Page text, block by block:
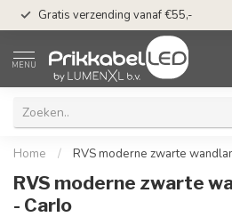
Gratis verzending vanaf €55,-
MENU
Home / RVS moderne zwarte
RVS moderne zwarte
- Carlo